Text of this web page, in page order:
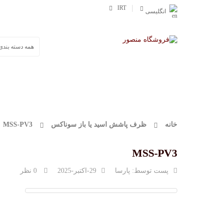
انگلیسی
IRT
خانه ظرف پاشش اسید یا باز سوناکس MSS-PV3
MSS-PV3
پست توسط: پارسا 29-اکتبر-2025